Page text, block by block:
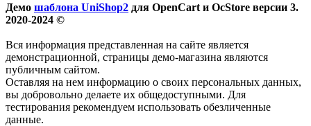
Демо шаблона UniShop2 для OpenCart и OcStore версии 3.
2020-2024 ©
Вся информация представленная на сайте является
демонстрационной, страницы демо-магазина являются
публичным сайтом.
Оставляя на нем информацию о своих персональных данных,
вы добровольно делаете их общедоступными. Для
тестирования рекомендуем использовать обезличенные
данные.